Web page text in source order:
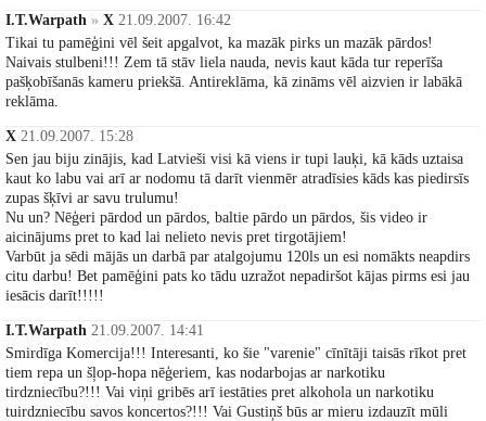
I.T.Warpath » X 21.09.2007. 16:42
Tikai tu pamēģini vēl šeit apgalvot, ka mazāk pirks un mazāk pārdos!
Naivais stulbeni!!! Zem tā stāv liela nauda, nevis kaut kāda tur reperīša
pašķobīšanās kameru priekšā. Antireklāma, kā zināms vēl aizvien ir labākā
reklāma.
X 21.09.2007. 15:28
Sen jau biju zinājis, kad Latvieši visi kā viens ir tupi lauķi, kā kāds uztaisa
kaut ko labu vai arī ar nodomu tā darīt vienmēr atradīsies kāds kas piedirsīs
zupas šķīvi ar savu trulumu!
Nu un? Nēģeri pārdod un pārdos, baltie pārdo un pārdos, šis video ir
aicinājums pret to kad lai nelieto nevis pret tirgotājiem!
Varbūt ja sēdi mājās un darbā par atalgojumu 120ls un esi nomākts neapdirs
citu darbu! Bet pamēģini pats ko tādu uzražot nepadiršot kājas pirms esi jau
iesācis darīt!!!!!
I.T.Warpath 21.09.2007. 14:41
Smirdīga Komercija!!! Interesanti, ko šie "varenie" cīnītāji taisās rīkot pret
tiem repa un šļop-hopa nēģeriem, kas nodarbojas ar narkotiku
tirdzniecību?!!! Vai viņi gribēs arī iestāties pret alkohola un narkotiku
tuirdzniecību savos koncertos?!!! Vai Gustiņš būs ar mieru izdauzīt mūli